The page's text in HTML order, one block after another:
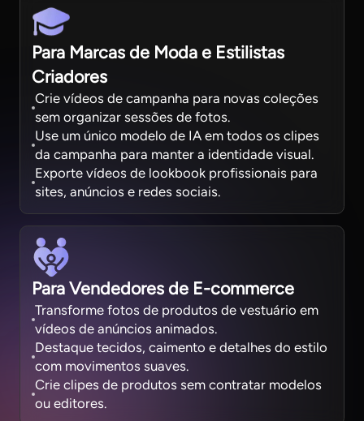
Para Marcas de Moda e Estilistas
Criadores
Crie vídeos de campanha para novas coleções
sem organizar sessões de fotos.
Use um único modelo de IA em todos os clipes
da campanha para manter a identidade visual.
Exporte vídeos de lookbook profissionais para
sites, anúncios e redes sociais.
Para Vendedores de E-commerce
Transforme fotos de produtos de vestuário em
vídeos de anúncios animados.
Destaque tecidos, caimento e detalhes do estilo
com movimentos suaves.
Crie clipes de produtos sem contratar modelos
ou editores.